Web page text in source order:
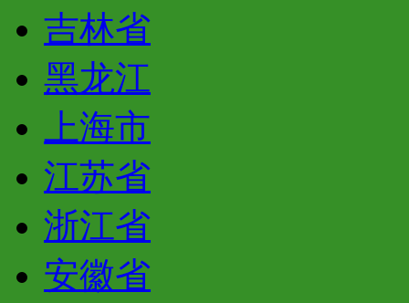
吉林省
黑龙江
上海市
江苏省
浙江省
安徽省